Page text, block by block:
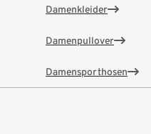
Damenkleider
Damenpullover
Damensporthosen